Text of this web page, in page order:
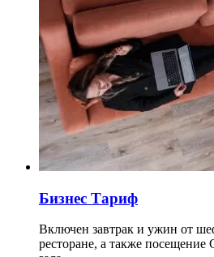
Бизнес Тариф
Включен завтрак и ужин от
ресторане, а также